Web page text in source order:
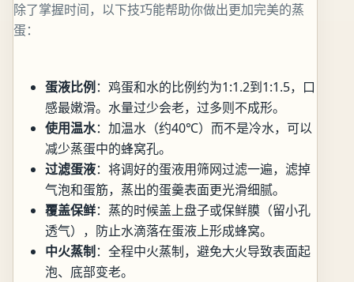
除了掌握时间，以下技巧能帮助你做出更加完美的蒸
蛋：
蛋液比例 ：鸡蛋和水的比例约为1:1.2到1:1.5，口
感最嫩滑。水量过少会老，过多则不成形。
使用温水：加温水（约40℃）而不是冷水，可以
减少蒸蛋中的蜂窝孔。
过滤蛋液：将调好的蛋液用筛网过滤一遍，滤掉
气泡和蛋筋，蒸出的蛋羹表面更光滑细腻。
覆盖保鲜：蒸的时候盖上盘子或保鲜膜（留小孔
透气），防止水滴落在蛋液上形成蜂窝。
中火蒸制 ：全程中火蒸制，避免大火导致表面起
泡、底部变老。